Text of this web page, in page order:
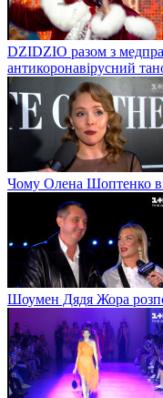
DZIDZIO разом з
антикоронавірусний
Чому Олена Шоптенко
Шоумен Дядя Жора